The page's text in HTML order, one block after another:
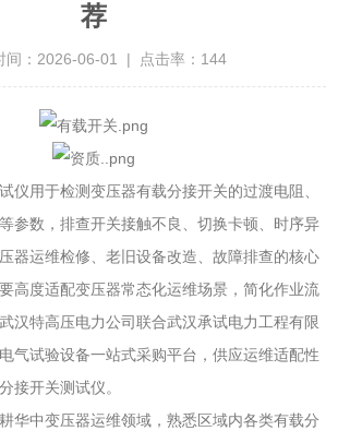
荐
间：2026-06-01 | 点击率：144
仪用于检测变压器有载分接开关的过渡电阻、
参数，排查开关接触不良、切换卡顿、时序异
器运维检修、老旧设备改造、故障排查的核心
高度适配变压器常态化运维场景，简化作业流
汉特高压电力公司联合武汉承试电力工程有限
气试验设备一站式采购平台，供应运维适配性
接开关测试仪。
华中变压器运维领域，熟悉区域内各类有载分